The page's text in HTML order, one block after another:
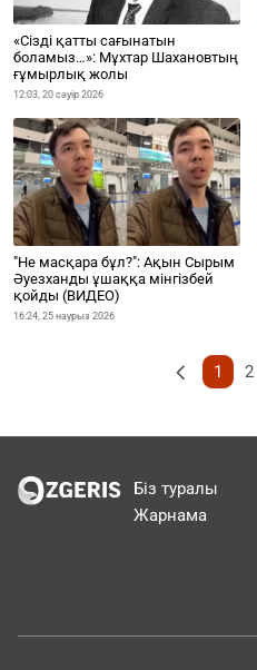
«Сізді қатты сағынатын
боламыз…»: Мұхтар Шахановтың
ғұмырлық жолы
12:03, 20 сәуір 2026
"Не масқара бұл?": Ақын Сырым
Әуезханды ұшаққа мінгізбей
қойды (ВИДЕО)
16:24, 25 наурыз 2026
1 2
Біз туралы
Жарнама